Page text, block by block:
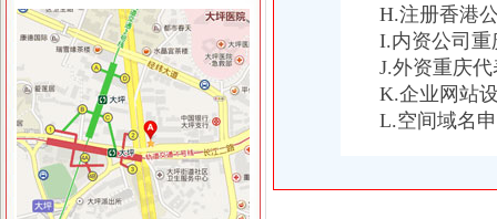
海关收发货人登记证书
变更收发货人报关注册登记证书的…-海关百问
报关员复习资料：报关单位注册登记-报关员-环球网校
企业的《中华共和国海关进出口货物收发货人报关注册登记证书》
我公司已经取得进出口收发货人报关登记证书,下一步在海关电子口
H.注册香港
I.内资公司重
J.外资重庆代
K.企业网站
L.空间域名